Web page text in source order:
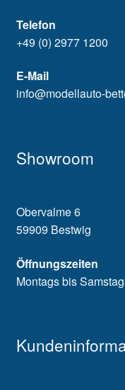
Telefon
+49 (0) 2977 1200
E-Mail
info@modellauto-
Showroom
Obervalme 6
59909 Bestwig
Öffnungszeiten
Montags bis